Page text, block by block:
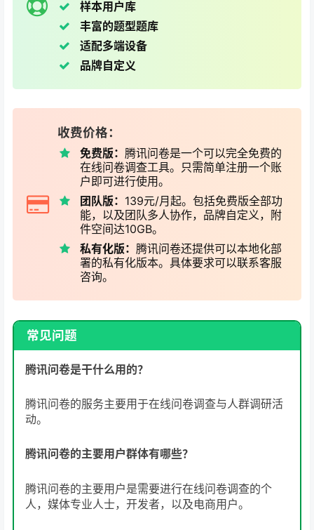
样本用户库
丰富的题型题库
适配多端设备
品牌自定义
收费价格：
免费版： 腾讯问卷是一个可以完全免费的
在线问卷调查工具。只需简单注册一个账
户即可进行使用。
团队版： 139元/月起。包括免费版全部功
能，以及团队多人协作，品牌自定义，附
件空间达10GB。
私有化版： 腾讯问卷还提供可以本地化部
署的私有化版本。具体要求可以联系客服
咨询。
常见问题
腾讯问卷是干什么用的？
腾讯问卷的服务主要用于在线问卷调查与人群调研活
动。
腾讯问卷的主要用户群体有哪些？
腾讯问卷的主要用户是需要进行在线问卷调查的个
人，媒体专业人士，开发者，以及电商用户。